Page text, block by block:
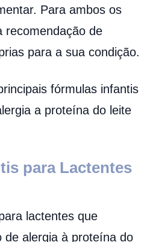
Para ambos os
recomendação de
para a sua condição.
fórmulas infantis
a proteína do leite
para Lactentes
lactentes que
de alergia à proteína do